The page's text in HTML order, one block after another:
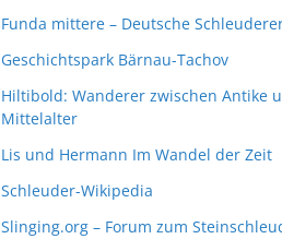
Funda mittere – Deutsche
Geschichtspark Bärnau-Tachov
Hiltibold: Wanderer zwischen Antike
Mittelalter
Lis und Hermann Im Wandel der Zeit
Schleuder-Wikipedia
Slinging.org – Forum zum